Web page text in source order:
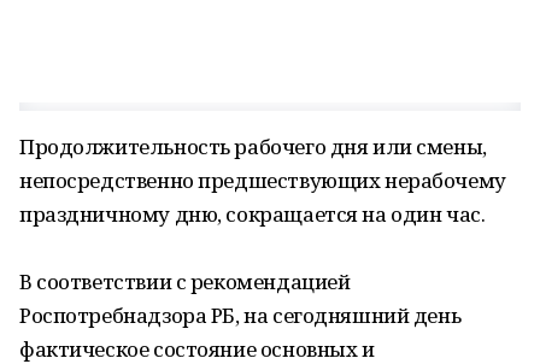
Продолжительность рабочего дня или смены,
непосредственно предшествующих нерабочему
праздничному дню, сокращается на один час.
В соответствии с рекомендацией
Роспотребнадзора РБ, на сегодняшний день
фактическое состояние основных и